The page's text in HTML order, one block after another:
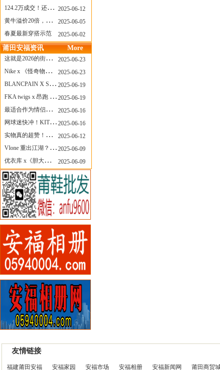
124.2万成交！还有什么是Labubu做不到的？
2025-06-12
黄牛溢价20倍，「Labubu」3.0市价大盘点！假货比正品还贵...
2025-06-05
春夏最新穿搭示范
2025-06-02
莆田安福资讯 More
这就是2026的街头感！Prada新包我先爱了
2025-06-23
Nike x 《怪奇物语》联名回归，终于轮到这双热门款了！
2025-06-23
BLANCPAIN X SWATCH联名款 BIOCERAMIC SCUBA FIFTY FATHOMS 系列推出全新 GREEN ABYSS（碧波洋）腕表
2025-06-19
FKA twigs x 昂跑 联名来了，这三双 Cloud X 你选哪一双？
2025-06-19
最适合作为情侣鞋的New Balance 1906 Loafer出现了！
2025-06-16
网球迷快冲！KITH x Wilson 限量球拍太会设计了
2025-06-16
实物真的超赞！NB 新款 2010 新配色
2025-06-12
Vlone 重出江湖？突然又要联名，谁能想到！
2025-06-09
优衣库 x《胆大党》新品公布，第二季联动周边来了！
2025-06-09
友情链接
福建莆田安福 安福家园 安福市场 安福相册 安福新闻网 莆田商贸